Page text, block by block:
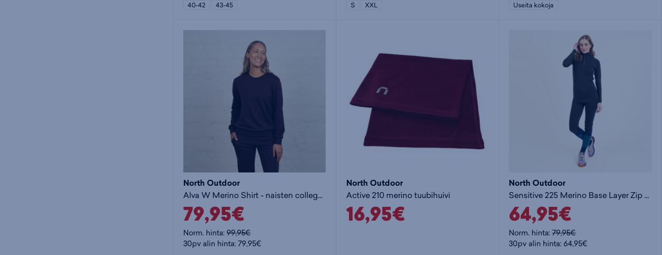
40-42 43-45 S XXL Useita kokoja
North Outdoor
Alva W Merino Shirt - naisten collegepaita
79,95€
Norm. hinta:99,95€
30pv alin hinta: 79,95€
North Outdoor
Active 210 merino tuubihuivi
16,95€
North Outdoor
Sensitive 225 Merino Base Layer Zip Shirt W - naisten aluspaita
64,95€
Norm. hinta:79,95€
30pv alin hinta: 64,95€